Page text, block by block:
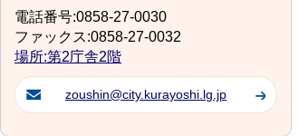
電話番号:0858-27-0030
ファックス:0858-27-0032
場所:第2庁舎2階
zoushin@city.kurayoshi.lg.jp